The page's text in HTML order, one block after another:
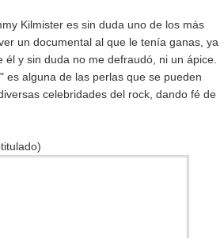
Kilmister es sin duda uno de los más
un documental al que le tenía ganas, ya
y sin duda no me defraudó, ni un ápice.
es alguna de las perlas que se pueden
celebridades del rock, dando fé de